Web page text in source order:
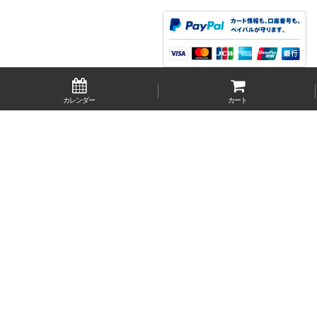
カレンダー カート